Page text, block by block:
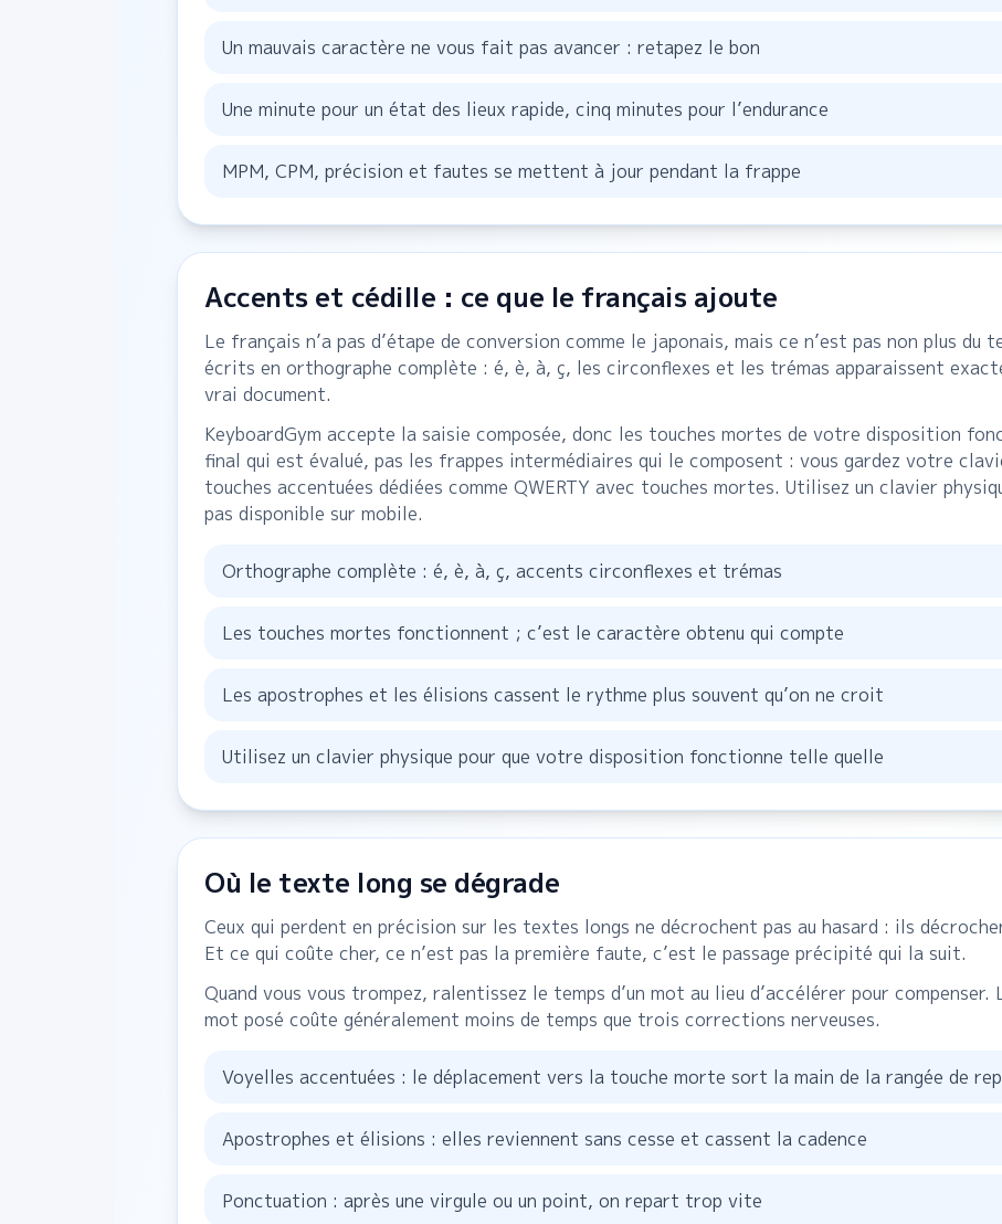
Un mauvais caractère ne vous fait pas avancer : retapez le bon
Une minute pour un état des lieux rapide, cinq minutes pour l’endurance
MPM, CPM, précision et fautes se mettent à jour pendant la frappe
Accents et cédille : ce que le français ajoute
Le français n’a pas d’étape de conversion comme le japonais, mais ce n’est pas non plus
écrits en orthographe complète : é, è, à, ç, les circonflexes et les trémas apparaissent
vrai document.
KeyboardGym accepte la saisie composée, donc les touches mortes de votre disposition
final qui est évalué, pas les frappes intermédiaires qui le composent : vous gardez votre
touches accentuées dédiées comme QWERTY avec touches mortes. Utilisez un clavier
pas disponible sur mobile.
Orthographe complète : é, è, à, ç, accents circonflexes et trémas
Les touches mortes fonctionnent ; c’est le caractère obtenu qui compte
Les apostrophes et les élisions cassent le rythme plus souvent qu’on ne croit
Utilisez un clavier physique pour que votre disposition fonctionne telle quelle
Où le texte long se dégrade
Ceux qui perdent en précision sur les textes longs ne décrochent pas au hasard : ils
Et ce qui coûte cher, ce n’est pas la première faute, c’est le passage précipité qui la suit.
Quand vous vous trompez, ralentissez le temps d’un mot au lieu d’accélérer pour
mot posé coûte généralement moins de temps que trois corrections nerveuses.
Voyelles accentuées : le déplacement vers la touche morte sort la main de la rangée de
Apostrophes et élisions : elles reviennent sans cesse et cassent la cadence
Ponctuation : après une virgule ou un point, on repart trop vite